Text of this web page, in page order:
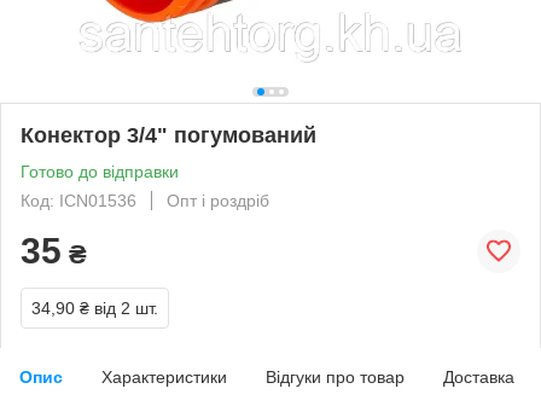
Конектор 3/4" погумований
Готово до відправки
Код: ICN01536
Опт і роздріб
35 ₴
34,90 ₴ від 2 шт.
Опис Характеристики Відгуки про товар Доставка